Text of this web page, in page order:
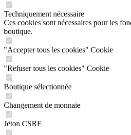
Techniquement nécessaire
Ces cookies sont nécessaires pour les
boutique.
"Accepter tous les cookies" Cookie
"Refuser tous les cookies" Cookie
Boutique sélectionnée
Changement de monnaie
Jeton CSRF